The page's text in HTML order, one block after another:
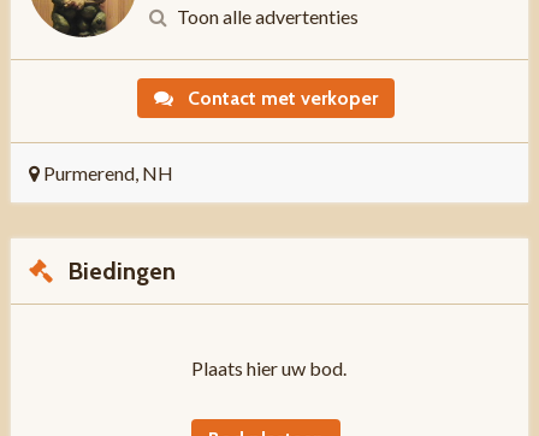
Toon alle advertenties
Contact met verkoper
Purmerend, NH
Biedingen
Plaats hier uw bod.